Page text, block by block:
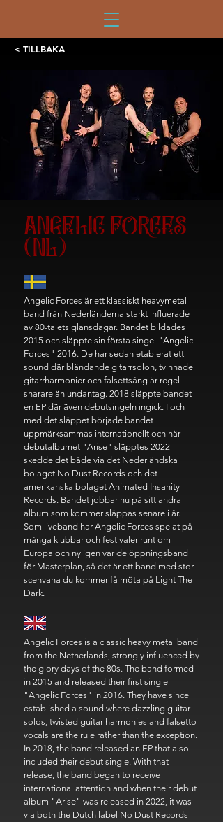
< TILLBAKA
ANGELIC FORCES
(NL)
Angelic Forces är ett klassiskt heavymetal-
band från Nederländerna starkt influerade
av 80-talets glansdagar. Bandet bildades
2015 och släppte sin första singel "Angelic
Forces" 2016. De har sedan etablerat ett
sound där bländande gitarrsolon, tvinnade
gitarrharmonier och falsettsång är regel
snarare än undantag. 2018 släppte bandet
en EP där även debutsingeln ingick. I och
med det släppet började bandet
uppmärksammas internationellt och när
debutalbumet "Arise" släpptes 2022
skedde det både via det Nederländska
bolaget No Dust Records och det
amerikanska bolaget Animated Insanity
Records. Bandet jobbar nu på sitt andra
album som kommer släppas senare i år.
Som liveband har Angelic Forces spelat på
många klubbar och festivaler runt om i
Europa och nyligen var de öppningsband
för Masterplan, så det är ett band med stor
scenvana du kommer få möta på Light The
Dark.
Angelic Forces is a classic heavy metal band
from the Netherlands, strongly influenced by
the glory days of the 80s. The band formed
in 2015 and released their first single
"Angelic Forces" in 2016. They have since
established a sound where dazzling guitar
solos, twisted guitar harmonies and falsetto
vocals are the rule rather than the exception.
In 2018, the band released an EP that also
included their debut single. With that
release, the band began to receive
international attention and when their debut
album "Arise" was released in 2022, it was
via both the Dutch label No Dust Records